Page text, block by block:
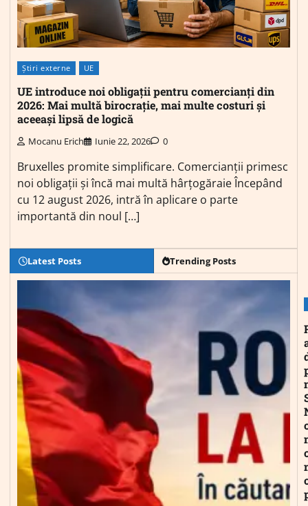
Știri externe UE
UE introduce noi obligații pentru comercianți din
2026: Mai multă birocrație, mai multe costuri și
aceeași lipsă de logică
Mocanu Erich Iunie 22, 2026 0
Bruxelles promite simplificare. Comercianții primesc
noi obligații și încă mai multă hârțogăraie Începând
cu 12 august 2026, intră în aplicare o parte
importantă din noul […]
Latest Posts Trending Posts